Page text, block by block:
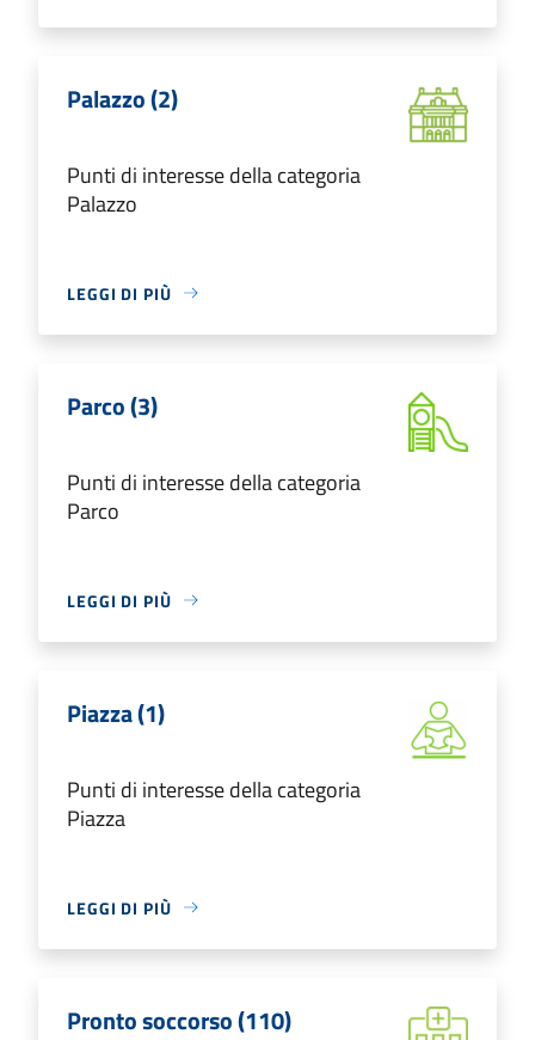
Palazzo (2)
Punti di interesse della categoria
Palazzo
LEGGI DI PIÙ
Parco (3)
Punti di interesse della categoria
Parco
LEGGI DI PIÙ
Piazza (1)
Punti di interesse della categoria
Piazza
LEGGI DI PIÙ
Pronto soccorso (110)